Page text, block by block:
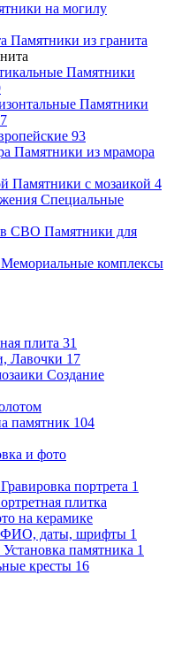
на могилу
Памятники из гранита
Памятники
Памятники
93
Памятники из мрамора
Памятники с мозаикой 4
Специальные
Памятники для
Мемориальные комплексы
плита 31
Лавочки 17
Создание
памятник 104
и фото
Гравировка портрета 1
плитка
на керамике
ФИО, даты, шрифты 1
Установка памятника 1
кресты 16